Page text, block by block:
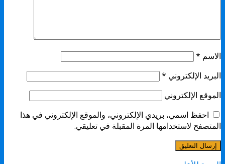
الاسم *
البريد الإلكتروني *
الموقع الإلكتروني
احفظ اسمي، بريدي الإلكتروني، والموقع الإلكتروني في هذا
المتصفح لاستخدامها المرة المقبلة في تعليقي.